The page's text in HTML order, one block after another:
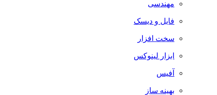
مهندسی
فایل و دیسک
سخت افزار
ابزار لینوکس
آفیس
بهینه ساز